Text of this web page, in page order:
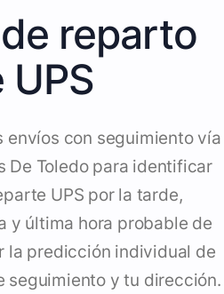
reparto
UPS
envíos con seguimiento vía
De Toledo para identificar
UPS por la tarde,
y última hora probable de
la predicción individual de
seguimiento y tu dirección.